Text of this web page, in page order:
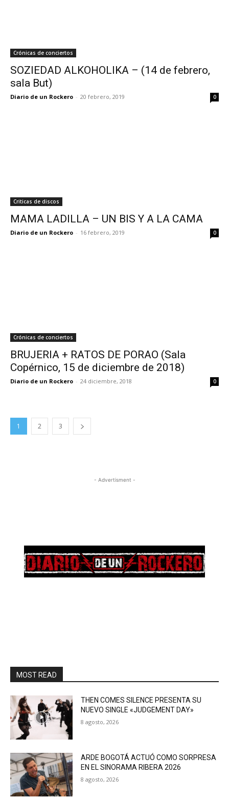
Crónicas de conciertos
SOZIEDAD ALKOHOLIKA – (14 de febrero,
sala But)
Diario de un Rockero - 20 febrero, 2019 0
Criticas de discos
MAMA LADILLA – UN BIS Y A LA CAMA
Diario de un Rockero - 16 febrero, 2019 0
Crónicas de conciertos
BRUJERIA + RATOS DE PORAO (Sala
Copérnico, 15 de diciembre de 2018)
Diario de un Rockero - 24 diciembre, 2018 0
1 2 3
- Advertisment -
MOST READ
THEN COMES SILENCE PRESENTA SU
NUEVO SINGLE «JUDGEMENT DAY»
8 agosto, 2026
ARDE BOGOTÁ ACTUÓ COMO SORPRESA
EN EL SINORAMA RIBERA 2026
8 agosto, 2026